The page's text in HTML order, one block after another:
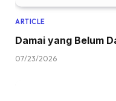
ARTICLE
Damai yang Belum
07/23/2026